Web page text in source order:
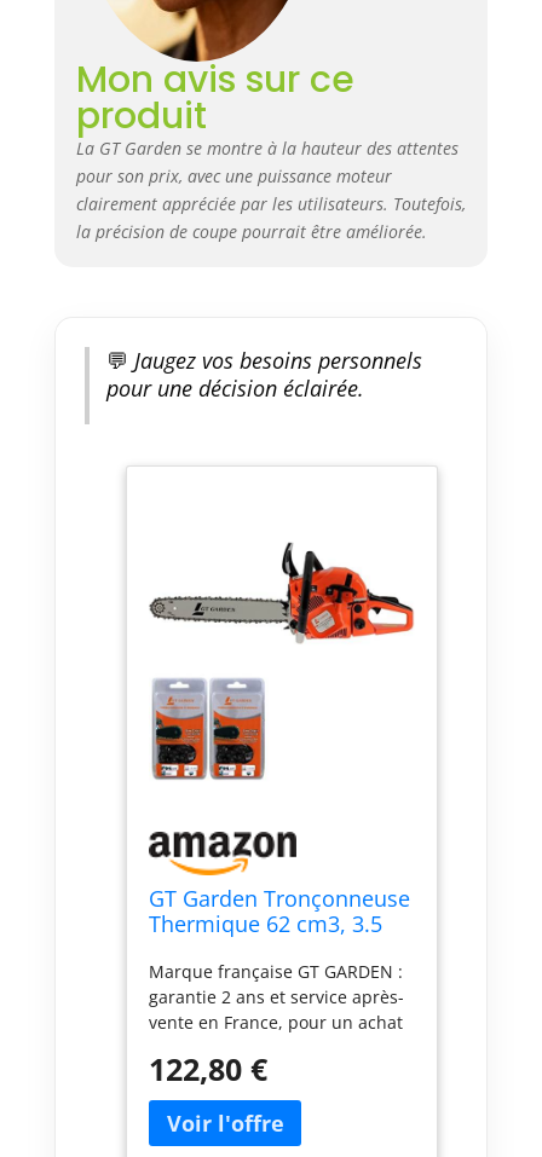
Mon avis sur ce
produit
La GT Garden se montre à la hauteur des attentes
pour son prix, avec une puissance moteur
clairement appréciée par les utilisateurs. Toutefois,
la précision de coupe pourrait être améliorée.
💬 Jaugez vos besoins personnels
pour une décision éclairée.
GT Garden Tronçonneuse
Thermique 62 cm3, 3.5
chaînes
Marque française GT GARDEN :
garantie 2 ans et service après-
vente en France, pour un achat
performante : moteur 2 temps
de 62 cm3 (3.5 CV), idéal pour
l'élagage, le débitage de bois de
chauffage et l'abattage d'arbres
122,80 €